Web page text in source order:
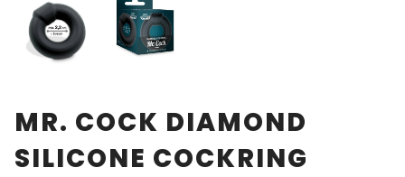
MR. COCK DIAMOND
SILICONE COCKRING